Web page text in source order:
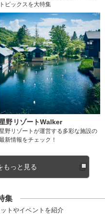
トピックスを大特集
野リゾートWalker
野リゾートが運営する多彩な施設の
新情報をチェック！
もっと見る
集
トやイベントを紹介